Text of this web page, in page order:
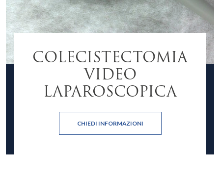
COLECISTECTOMIA
VIDEO
LAPAROSCOPICA
CHIEDI INFORMAZIONI